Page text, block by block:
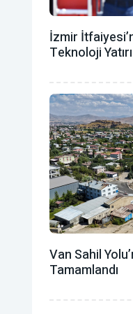
İzmir
Teknoloji
Van Sahil
Tamamlandı